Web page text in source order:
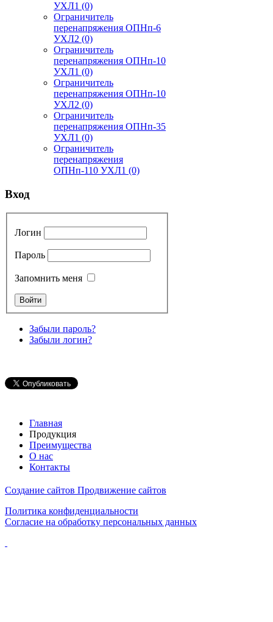
УХЛ1 (0)
Ограничитель
перенапряжения ОПНп-6
УХЛ2 (0)
Ограничитель
перенапряжения ОПНп-10
УХЛ1 (0)
Ограничитель
перенапряжения ОПНп-10
УХЛ2 (0)
Ограничитель
перенапряжения ОПНп-35
УХЛ1 (0)
Ограничитель
перенапряжения
ОПНп-110 УХЛ1 (0)
Вход
Логин
Пароль
Запомнить меня
Забыли пароль?
Забыли логин?
Главная
Продукция
Преимущества
О нас
Контакты
Создание сайтов Продвижение сайтов
Политика конфиденциальности
Согласие на обработку персональных данных